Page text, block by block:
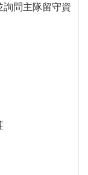
詢問主隊留守資